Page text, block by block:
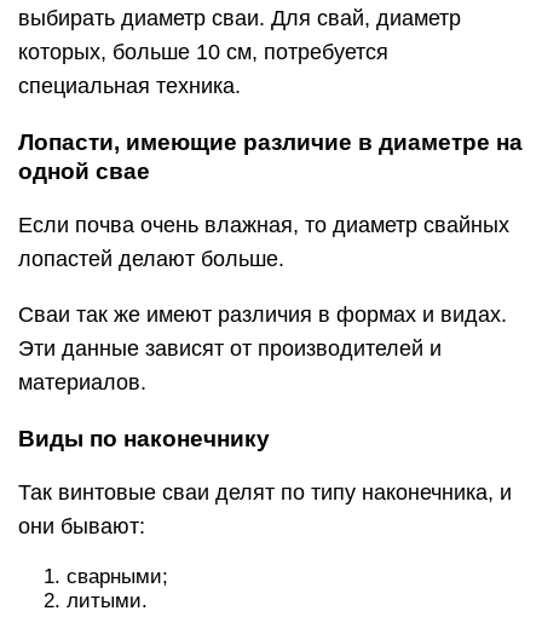
выбирать диаметр сваи. Для свай, диаметр
которых, больше 10 см, потребуется
специальная техника.
Лопасти, имеющие различие в диаметре на
одной свае
Если почва очень влажная, то диаметр свайных
лопастей делают больше.
Сваи так же имеют различия в формах и видах.
Эти данные зависят от производителей и
материалов.
Виды по наконечнику
Так винтовые сваи делят по типу наконечника, и
они бывают:
сварными;
литыми.